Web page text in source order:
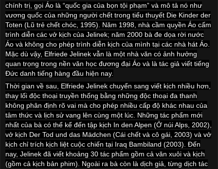
chính trị, gọi Áo là “quốc gia của bọn tội phạm” và mô tả nó như
vương quốc của những người chết trong tiểu thuyết Die Kinder der
Toten (Lũ trẻ chết chóc, 1995). Năm 1998, nhà cầm quyền Áo cấm
trình diễn các vở kịch của Jelinek; năm 2000 bà đe dọa rời nước
Áo và không cho phép trình diễn kịch của mình tại các nhà hát Áo.
Mặc dù vậy, Elfriede Jelinek vẫn là một nhà văn có ảnh hưởng
quan trọng trong nền văn học đương đại Áo và là tác giả viết tiếng
Đức danh tiếng hàng đầu hiện nay.
Thời gian về sau, Elfriede Jelinek chuyển sang viết kịch nhiều hơn,
thay lối độc thoại truyền thống bằng những độc thoại đa thanh
không phân định rõ vai mà cho phép nhiều cấp độ khác nhau của
tâm thức và lịch sử vang lên cùng một lúc. Những tác phẩm mới
nhất của bà có thể kể đến tập kịch In den Alpen (Ở núiAlps , 2002),
vở kịch Der Tod und das Mädchen (Cái chết và cô gái, 2003) và vở
kịch chỉ trích kịch liệt cuộc chiến tại Iraq Bambiland (2003). Đến
nay, Jelinek đã viết khoảng 30 tác phẩm gồm cả văn xuôi và kịch
(gồm cả kịch bản phim). Ngoài ra bà còn là dịch giả, từng dịch tác